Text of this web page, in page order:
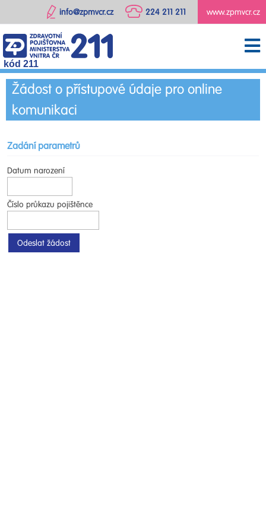
www.zpmvcr.cz
224 211 211
info@zpmvcr.cz
kód 211
Žádost o přístupové údaje pro online
komunikaci
Zadání parametrů
Datum narození
Číslo průkazu pojištěnce